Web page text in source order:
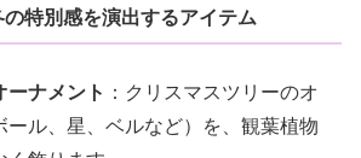
特別感を演出するアイテム
ーナメント ：クリスマスツリーのオ
ール、星、ベルなど）を、観葉植物